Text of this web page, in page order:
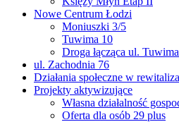
Nowe Centrum Łodzi
Moniuszki 3/5
Tuwima 10
Droga łącząca ul.
ul. Zachodnia 76
Działania społeczne w
Projekty aktywizujące
Własna działalność
Oferta dla osób 29 plus